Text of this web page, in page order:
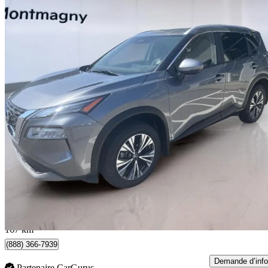
2023 Nissan Rogue
SV AWD69 193 km
21 594 $
28 $/mois env.
167 km
(888) 366-7939
Demande d’info